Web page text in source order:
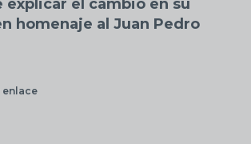
explicar el cambio en su
homenaje al Juan Pedro
enlace